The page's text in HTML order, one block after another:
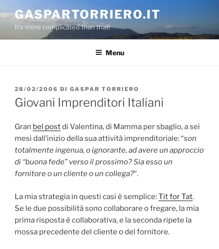
al
contenuto
GASPARTORRIERO.IT
It's more complicated than that!
Menu
PUBBLICATO
IL
28/02/2006 DI GASPAR TORRIERO
Giovani Imprenditori Italiani
Gran bel postdi Valentina, di Mamma per sbaglio, a sei
mesi dall’inizio della sua attività imprenditoriale: “son
totalmente ingenua, o ignorante, ad avere un approccio
di “buona fede” verso il prossimo? Sia esso un
fornitore o un cliente o un collega?“.
La mia strategia in questi casi è semplice:Tit for Tat.
Se le due possibilità sono collaborare o fregare, la mia
prima risposta è collaborativa, e la seconda ripete la
mossa precedente del cliente o del fornitore.